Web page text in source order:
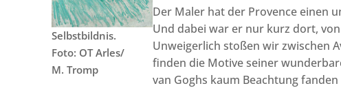
Selbstbildnis.
Foto: OT Arles/
M. Tromp
Der Maler hat der Provence einen
Und dabei war er nur kurz dort,
Unweigerlich stoßen wir zwischen
finden die Motive seiner
van Goghs kaum Beachtung